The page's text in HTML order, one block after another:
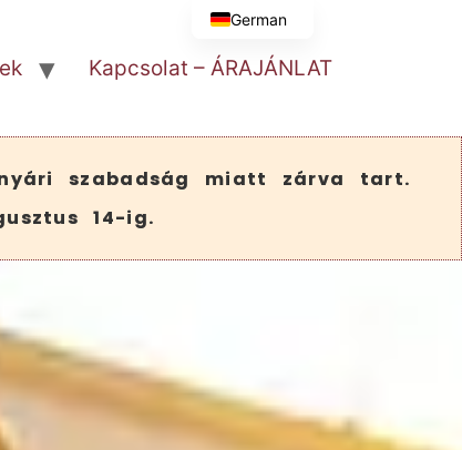
Kapcsolat – ÁRAJÁNLAT
szabadság miatt zárva tart.
14-ig.
German